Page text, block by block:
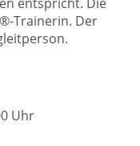
Trainerin. Der
Uhr